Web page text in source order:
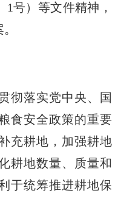
1号）等文件精神，
落实党中央、国
食安全政策的重要
充耕地，加强耕地
耕地数量、质量和
于统筹推进耕地保